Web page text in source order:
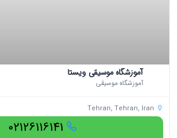
آموزشگاه موسیقی ویستا
آموزشگاه موسیقی
Tehran, Tehran, Iran
02126116141